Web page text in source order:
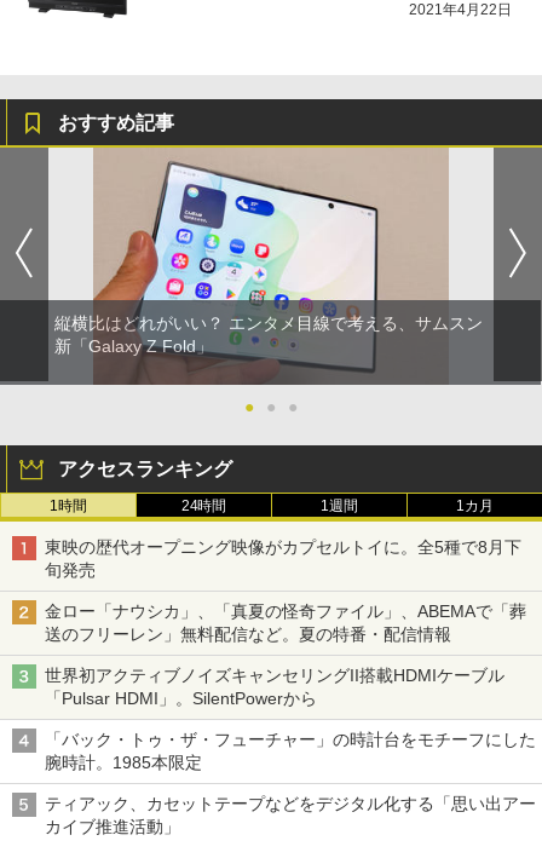
2021年4月22日
おすすめ記事
縦横比はどれがいい？ エンタメ目線で考える、サムスン
新「Galaxy Z Fold」
● ● ●
アクセスランキング
1時間 24時間 1週間 1カ月
東映の歴代オープニング映像がカプセルトイに。全5種で8月下
旬発売
金ロー「ナウシカ」、「真夏の怪奇ファイル」、ABEMAで「葬
送のフリーレン」無料配信など。夏の特番・配信情報
世界初アクティブノイズキャンセリングII搭載HDMIケーブル
「Pulsar HDMI」。SilentPowerから
「バック・トゥ・ザ・フューチャー」の時計台をモチーフにした
腕時計。1985本限定
ティアック、カセットテープなどをデジタル化する「思い出アー
カイブ推進活動」